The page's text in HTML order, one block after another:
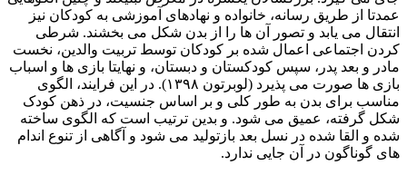
عمدتا از طریق رسانه، خانواده و نهادهای آموزشی به کودکان نیز
انتقال می یابد و تصور آن ها را از بدن شکل می بخشند. شرطی
کردن اجتماعی اعمال شده بر کودکان توسط تربیت والدین، نخست
مادر و بعد پدر، سپس کودکستان و دبستان، و نهایتا بازی ها و اسباب
بازی ها صورت می پذیرد (لوبرتون ۱۳۹۸). در این فرایند، الگوی
مناسب برای بدن به طور کلی و بر اساس جنسیت، در ذهن کودک
شکل گرفته، عمیق می شود. و بدین ترتیب است که الگوی ساخته
شده و القا شده در نسل بعد بازتولید می شود و آگاهی از تنوع اندام
های گوناگون در آن جایی ندارد.